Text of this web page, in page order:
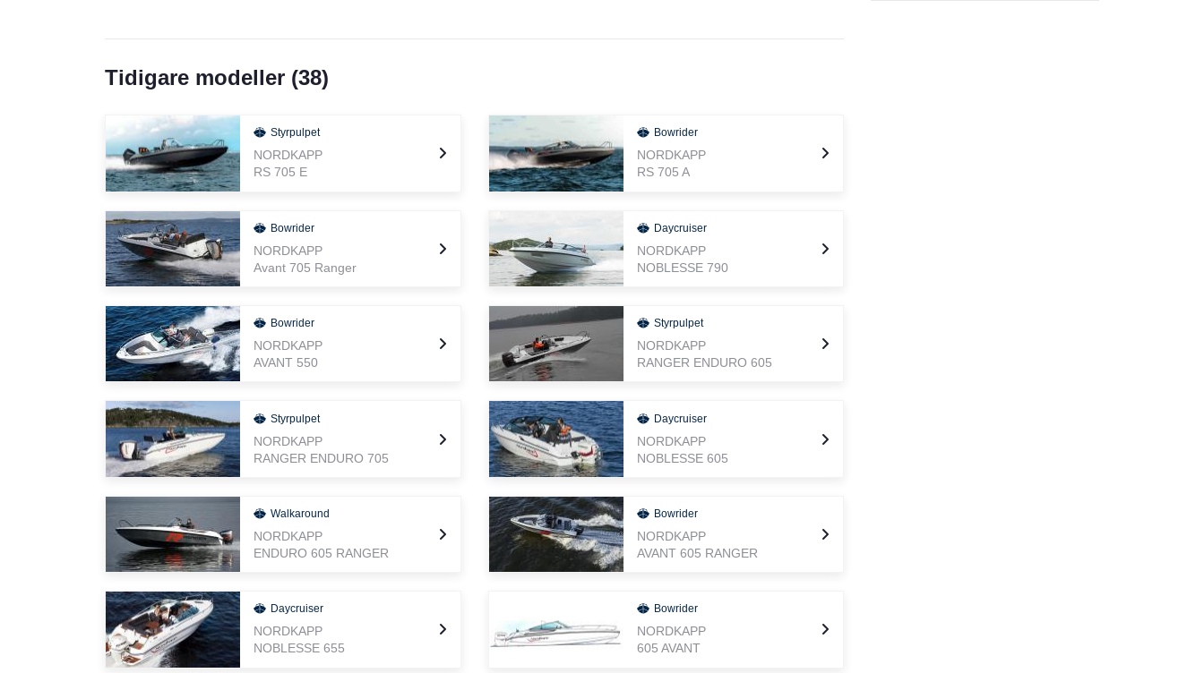
Tidigare modeller (38)
Styrpulpet
NORDKAPP
RS 705 E
Bowrider
NORDKAPP
RS 705 A
Bowrider
NORDKAPP
Avant 705 Ranger
Daycruiser
NORDKAPP
NOBLESSE 790
Bowrider
NORDKAPP
AVANT 550
Styrpulpet
NORDKAPP
RANGER ENDURO 605
Styrpulpet
NORDKAPP
RANGER ENDURO 705
Daycruiser
NORDKAPP
NOBLESSE 605
Walkaround
NORDKAPP
ENDURO 605 RANGER
Bowrider
NORDKAPP
AVANT 605 RANGER
Daycruiser
NORDKAPP
NOBLESSE 655
Bowrider
NORDKAPP
605 AVANT